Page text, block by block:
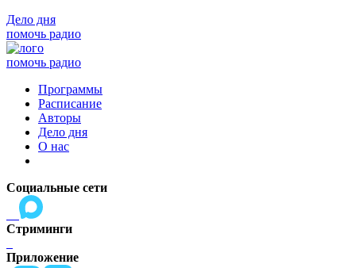
Дело дня
помочь радио
помочь радио
Программы
Расписание
Авторы
Дело дня
О нас
Социальные сети
Стриминги
Приложение